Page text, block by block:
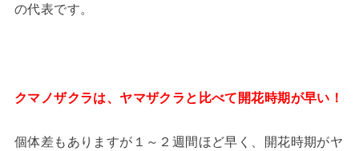
の代表です。
クマノザクラは、ヤマザクラと比べて開花時期が早い！
個体差もありますが１～２週間ほど早く、開花時期がヤ